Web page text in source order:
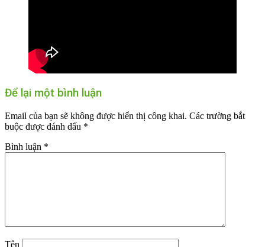
Để lại một bình luận
Email của bạn sẽ không được hiển thị công khai. Các trường bắt
buộc được đánh dấu *
Bình luận *
Tên